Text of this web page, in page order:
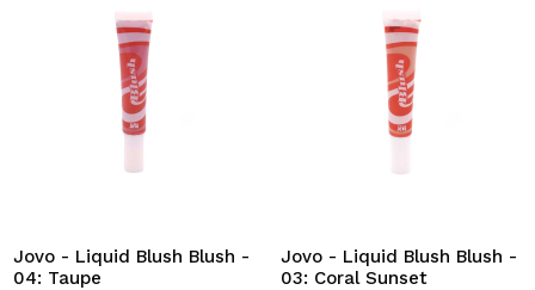
Jovo - Liquid Blush Blush -
04: Taupe
Jovo - Liquid Blush Blush -
03: Coral Sunset